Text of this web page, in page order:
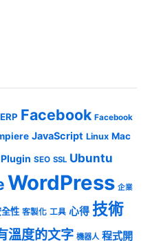
ERP Facebook Facebook
JavaScript Linux Mac
Plugin SEO SSL Ubuntu
WordPress 企業
全性 客製化 工具 心得 技術
溫度的文字 機器人 程式開